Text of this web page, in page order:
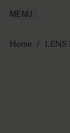
Producten
Inspiratie
MENU
Home / LENS